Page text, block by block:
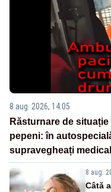
8 aug. 2026, 14:05
Răsturnare de
pepeni: în
supravegheați medical
8 aug.
Câtă